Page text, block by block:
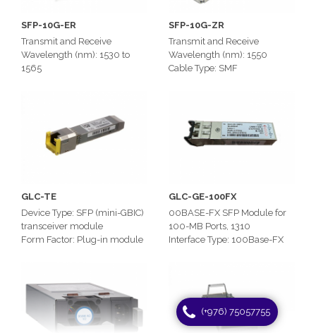
SFP-10G-ER
Transmit and Receive
Wavelength (nm): 1530 to
1565
SFP-10G-ZR
Transmit and Receive
Wavelength (nm): 1550
Cable Type: SMF
GLC-TE
Device Type: SFP (mini-GBIC)
transceiver module
Form Factor: Plug-in module
GLC-GE-100FX
00BASE-FX SFP Module for
100-MB Ports, 1310
Interface Type: 100Base-FX
(+976) 75057755